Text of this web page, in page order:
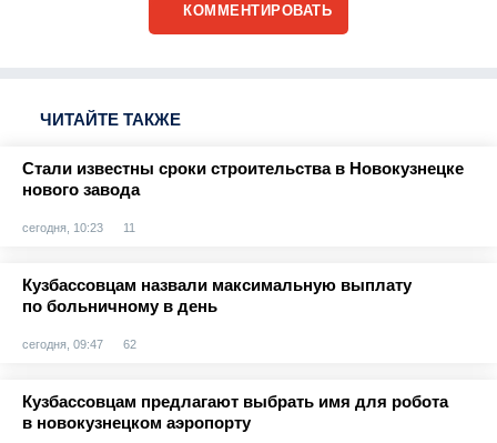
КОММЕНТИРОВАТЬ
ЧИТАЙТЕ ТАКЖЕ
Стали известны сроки строительства в Новокузнецке
нового завода
сегодня, 10:23 11
Кузбассовцам назвали максимальную выплату
по больничному в день
сегодня, 09:47 62
Кузбассовцам предлагают выбрать имя для робота
в новокузнецком аэропорту